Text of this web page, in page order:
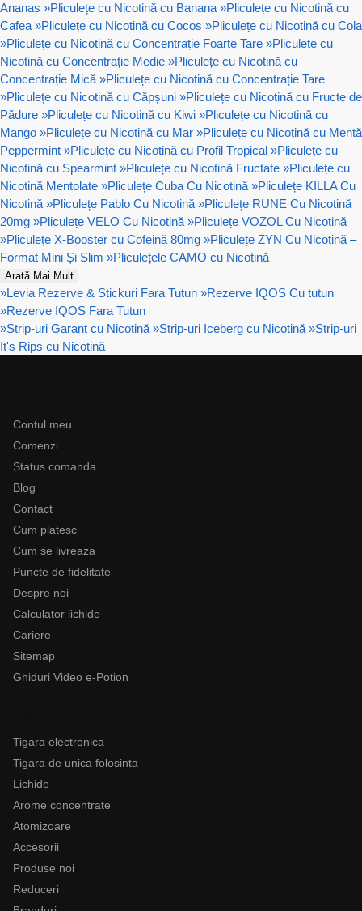
Ananas »Pliculețe cu Nicotină cu Banana »Pliculețe cu Nicotină cu
Cafea »Pliculețe cu Nicotină cu Cocos »Pliculețe cu Nicotină cu Cola
»Pliculețe cu Nicotină cu Concentrație Foarte Tare »Pliculețe cu
Nicotină cu Concentrație Medie »Pliculețe cu Nicotină cu
Concentrație Mică »Pliculețe cu Nicotină cu Concentrație Tare
»Pliculețe cu Nicotină cu Căpșuni »Pliculețe cu Nicotină cu Fructe de
Pădure »Pliculețe cu Nicotină cu Kiwi »Pliculețe cu Nicotină cu
Mango »Pliculețe cu Nicotină cu Mar »Pliculețe cu Nicotină cu Mentă
Peppermint »Pliculețe cu Nicotină cu Profil Tropical »Pliculețe cu
Nicotină cu Spearmint »Pliculețe cu Nicotină Fructate »Pliculețe cu
Nicotină Mentolate »Pliculețe Cuba Cu Nicotină »Pliculețe KILLA Cu
Nicotină »Pliculețe Pablo Cu Nicotină »Pliculețe RUNE Cu Nicotină
20mg »Pliculețe VELO Cu Nicotină »Pliculețe VOZOL Cu Nicotină
»Pliculețe X-Booster cu Cofeină 80mg »Pliculețe ZYN Cu Nicotină –
Format Mini Și Slim »Pliculețele CAMO cu Nicotină
Arată Mai Mult
»Levia Rezerve & Stickuri Fara Tutun »Rezerve IQOS Cu tutun
»Rezerve IQOS Fara Tutun
»Strip-uri Garant cu Nicotină »Strip-uri Iceberg cu Nicotină »Strip-uri
It's Rips cu Nicotină
Contul meu
Comenzi
Status comanda
Blog
Contact
Cum platesc
Cum se livreaza
Puncte de fidelitate
Despre noi
Calculator lichide
Cariere
Sitemap
Ghiduri Video e-Potion
Tigara electronica
Tigara de unica folosinta
Lichide
Arome concentrate
Atomizoare
Accesorii
Produse noi
Reduceri